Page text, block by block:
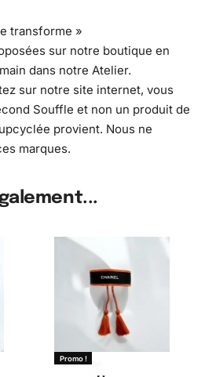
transforme »
sur notre boutique en
dans notre Atelier.
sur notre site internet, vous
Souffle et non un produit de
provient. Nous ne
marques.
Promo !